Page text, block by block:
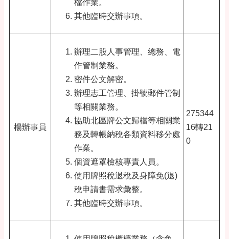
檔作業。
其他臨時交辦事項。
楊辦事員
辦理二股人事管理、總務、電
作管制業務。
密件公文解密。
辦理志工管理、掛號郵件管制
等相關業務。
協助北區牌公文歸檔等相關業
務及轉帳納稅各類資料移分處
作業。
個資遮罩檢核專責人員。
使用牌照稅退稅及身障免(退)
稅申請書需求彙整。
其他臨時交辦事項。
275344
16轉21
0